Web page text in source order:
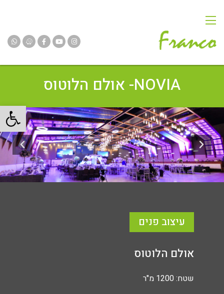
NOVIA- אולם הלוטוס
עיצוב פנים
אולם הלוטוס
שטח: 1200 מ"ר